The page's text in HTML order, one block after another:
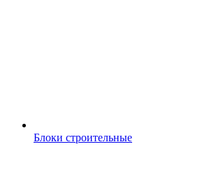
Блоки строительные